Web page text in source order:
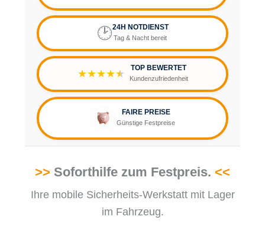
🕑24H NOTDIENST
Tag & Nacht bereit
★★★★★ TOP BEWERTET
Kundenzufriedenheit
FAIRE PREISE
Günstige Festpreise
>> Soforthilfe zum Festpreis. <<
Ihre mobile Sicherheits-Werkstatt mit Lager
im Fahrzeug.